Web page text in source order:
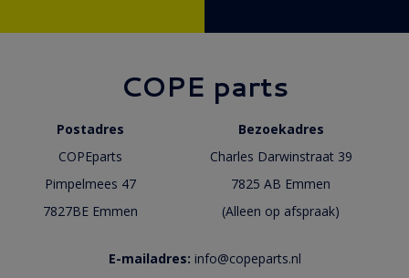
COPE parts
Postadres
Bezoekadres
COPEparts
Charles Darwinstraat 39
Pimpelmees 47
7825 AB Emmen
7827BE Emmen
(Alleen op afspraak)
E-mailadres: info@copeparts.nl